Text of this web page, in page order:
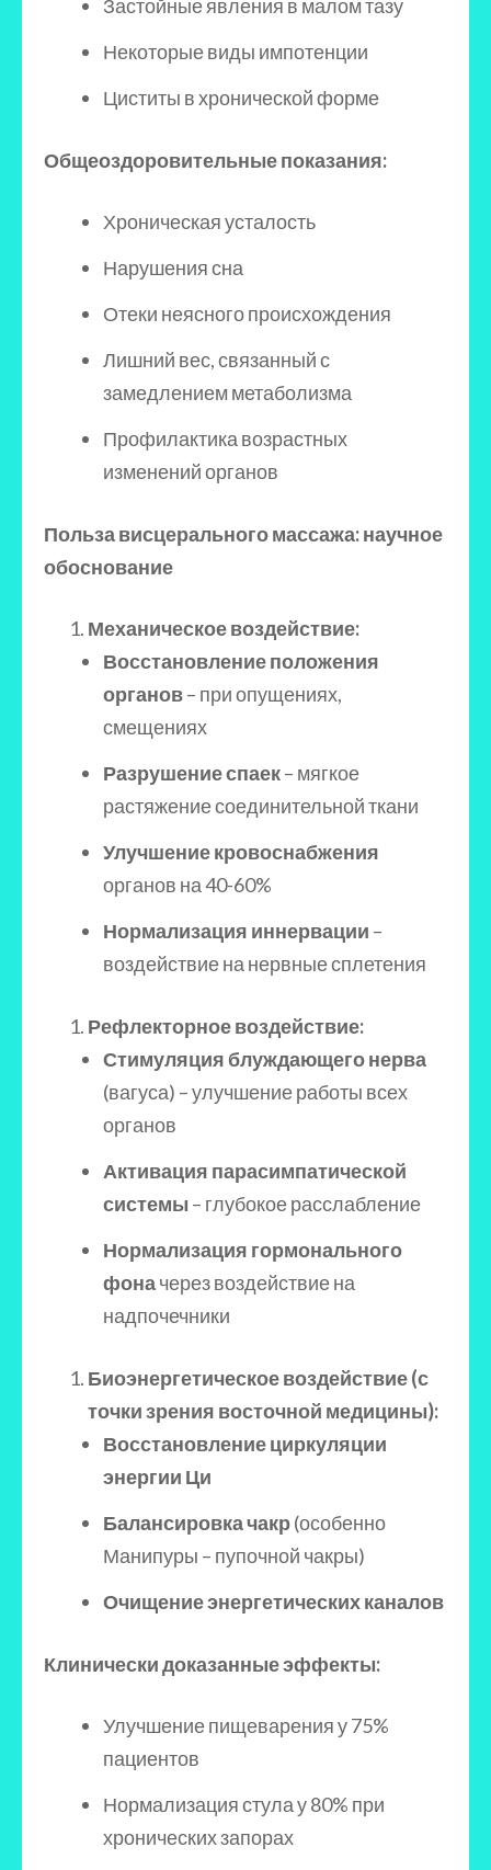
Застойные явления в малом тазу
Некоторые виды импотенции
Циститы в хронической форме
Общеоздоровительные показания:
Хроническая усталость
Нарушения сна
Отеки неясного происхождения
Лишний вес, связанный с
замедлением метаболизма
Профилактика возрастных
изменений органов
Польза висцерального массажа: научное
обоснование
Механическое воздействие:
Восстановление положения
органов– при опущениях,
смещениях
Разрушение спаек– мягкое
растяжение соединительной ткани
Улучшение кровоснабжения
органов на 40-60%
Нормализация иннервации –
воздействие на нервные сплетения
Рефлекторное воздействие:
Стимуляция блуждающего нерва
(вагуса) – улучшение работы всех
органов
Активация парасимпатической
системы – глубокое расслабление
Нормализация гормонального
фоначерез воздействие на
надпочечники
Биоэнергетическое воздействие (с
точки зрения восточной медицины):
Восстановление циркуляции
энергии Ци
Балансировка чакр(особенно
Манипуры – пупочной чакры)
Очищение энергетических каналов
Клинически доказанные эффекты:
Улучшение пищеварения у 75%
пациентов
Нормализация стула у 80% при
хронических запорах